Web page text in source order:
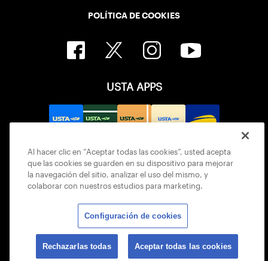
POLÍTICA DE COOKIES
USTA APPS
© 2026 USTA ALL RIGHTS RESERVED
Al hacer clic en “Aceptar todas las cookies”, usted acepta
que las cookies se guarden en su dispositivo para mejorar
la navegación del sitio, analizar el uso del mismo, y
colaborar con nuestros estudios para marketing.
Configuración de cookies
Rechazarlas todas Aceptar todas las cookies